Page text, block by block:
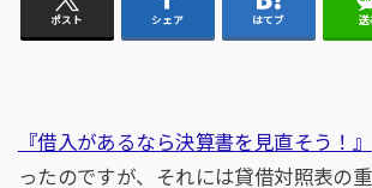
ポスト シェア はてブ 送
『借入があるなら決算書を見直そう！』
ったのですが、それには貸借対照表の